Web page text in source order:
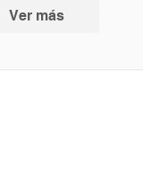
Ver más